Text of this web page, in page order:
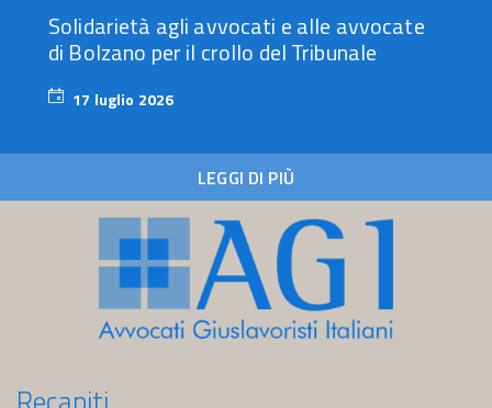
Solidarietà agli avvocati e alle avvocate
di Bolzano per il crollo del Tribunale
17 luglio 2026
LEGGI DI PIÙ